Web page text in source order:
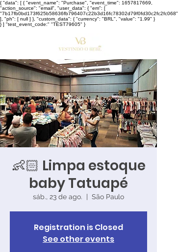
{ "data": [ { "event_name": "Purchase", "event_time": 1657817669,
"action_source": "email", "user_data": { "em": [
"7b17fb0bd173f625b58636fb796407c22b3d16fc78302d79f0fd30c2fc2fc068"
], "ph": [ null ] }, "custom_data": { "currency": "BRL", "value": "1.99" }
} ] "test_event_code:" "TEST79605" }
👶🏻 Limpa estoque
baby Tatuapé
sáb., 23 de ago. São Paulo
Registration is Closed
See other events